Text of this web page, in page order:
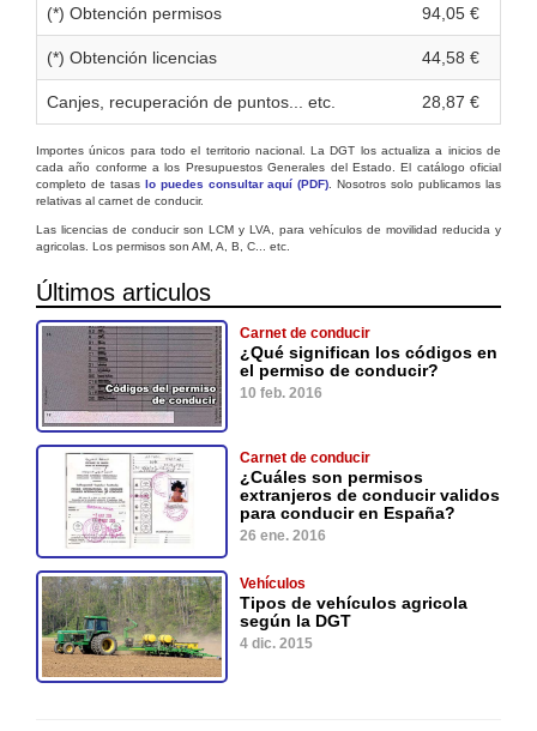
(*) Obtención permisos 94,05 €
(*) Obtención licencias 44,58 €
Canjes, recuperación de puntos... etc. 28,87 €
Importes únicos para todo el territorio nacional. La DGT los actualiza a inicios de
cada año conforme a los Presupuestos Generales del Estado. El catálogo oficial
completo de tasas lo puedes consultar aquí (PDF) . Nosotros solo publicamos las
relativas al carnet de conducir.
Las licencias de conducir son LCM y LVA, para vehículos de movilidad reducida y
agricolas. Los permisos son AM, A, B, C... etc.
Últimos articulos
Carnet de conducir
¿Qué significan los códigos en
el permiso de conducir?
10 feb. 2016
Carnet de conducir
¿Cuáles son permisos
extranjeros de conducir validos
para conducir en España?
26 ene. 2016
Vehículos
Tipos de vehículos agricola
según la DGT
4 dic. 2015